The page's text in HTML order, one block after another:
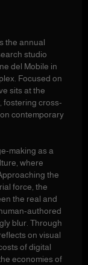
the annual
studio
del Mobile in
Focused on
sits at the
fostering cross-
contemporary
making as a
where
the
force, the
the real and
authored
blur. Through
on visual
of digital
economies of